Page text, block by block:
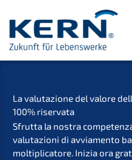
Inhalt
springen
La valuta­zio­ne del valore
100% riservata
Sfrut­ta la nostra
valuta­zio­ni di avvia­men­to
molti­pli­ca­to­re. Inizia ora